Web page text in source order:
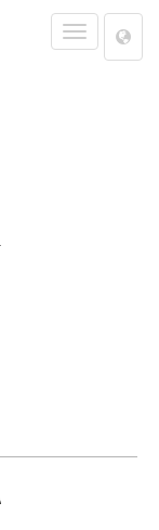
Toggle